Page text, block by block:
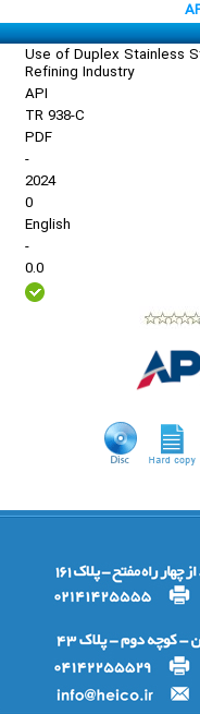
Use of Duplex Stainless
Refining Industry
API
TR 938-C
PDF
-
2024
0
English
-
0.0